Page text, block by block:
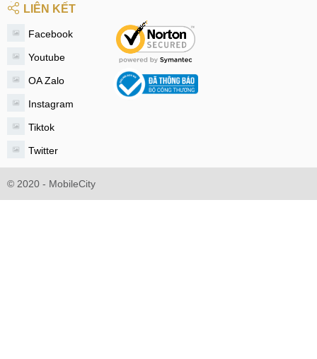
LIÊN KẾT
Facebook
Youtube
OA Zalo
Instagram
Tiktok
Twitter
© 2020 - MobileCity